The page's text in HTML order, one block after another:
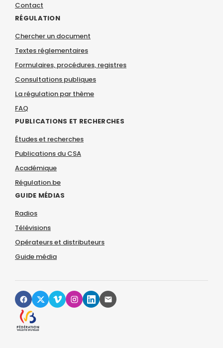
Contact
RÉGULATION
Chercher un document
Textes réglementaires
Formulaires, procédures, registres
Consultations publiques
La régulation par thème
FAQ
PUBLICATIONS ET RECHERCHES
Études et recherches
Publications du CSA
Académique
Régulation.be
GUIDE MÉDIAS
Radios
Télévisions
Opérateurs et distributeurs
Guide média